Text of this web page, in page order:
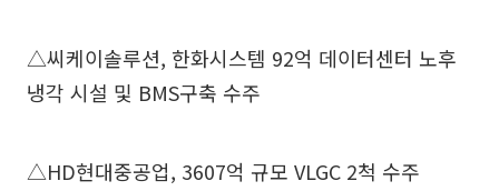
△씨케이솔루션, 한화시스템 92억 데이터센터 노후
냉각 시설 및 BMS구축 수주
△HD현대중공업, 3607억 규모 VLGC 2척 수주